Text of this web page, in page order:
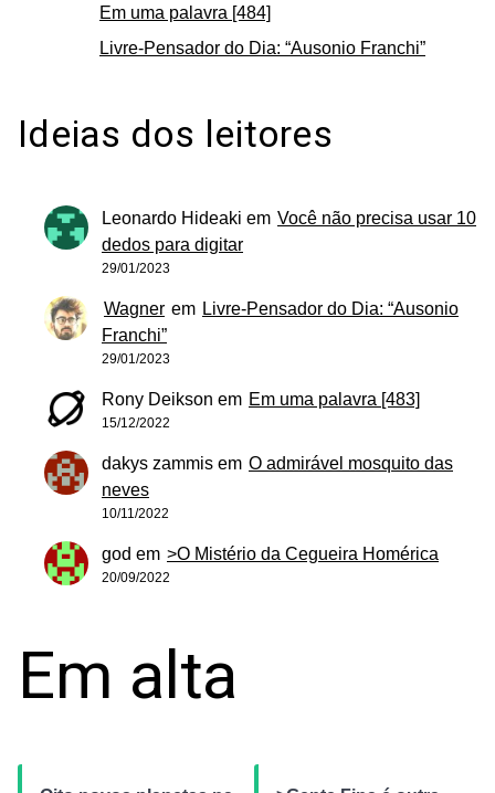
Em uma palavra [484]
Livre-Pensador do Dia: “Ausonio Franchi”
Ideias dos leitores
Leonardo Hideaki em Você não precisa usar 10
dedos para digitar
29/01/2023
Wagner em Livre-Pensador do Dia: “Ausonio
Franchi”
29/01/2023
Rony Deikson em Em uma palavra [483]
15/12/2022
dakys zammis em O admirável mosquito das
neves
10/11/2022
god em >O Mistério da Cegueira Homérica
20/09/2022
Em alta